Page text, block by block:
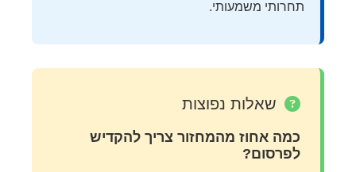
תחרותי משמעותי.
שאלות נפוצות
כמה אחוז מהמחזור צריך להקדיש
לפרסום?